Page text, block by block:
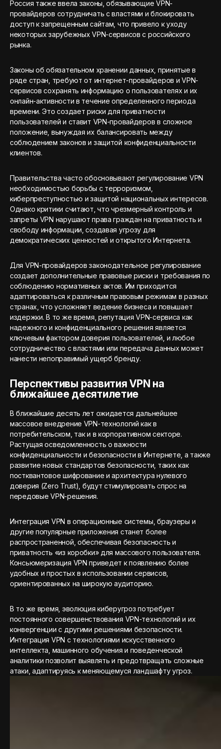
Россия также ввела законы, обязывающие VPN-
провайдеров сотрудничать с властями и блокировать
доступ к запрещенным сайтам, что привело к уходу
некоторых зарубежных VPN-сервисов с российского
рынка.
Законы об обязательном хранении данных, принятые в
ряде стран, требуют от интернет-провайдеров и VPN-
сервисов сохранять информацию о пользователях и их
онлайн-активности в течение определенного периода
времени. Это создает риски для приватности
пользователей и ставит VPN-провайдеров в сложное
положение, вынуждая их балансировать между
соблюдением законов и защитой конфиденциальности
клиентов.
Правительства часто обосновывают регулирование VPN
необходимостью борьбы с терроризмом,
киберпреступностью и защитой национальных интересов.
Однако критики считают, что чрезмерный контроль и
запреты VPN нарушают права граждан на приватность и
свободу информации, создавая угрозу для
демократических ценностей и открытого Интернета.
Для VPN-провайдеров законодательное регулирование
создает дополнительные правовые риски и требования по
соблюдению нормативных актов. Им приходится
адаптироваться к различным правовым режимам в разных
странах, что усложняет ведение бизнеса и повышает
издержки. В то же время, репутация VPN-сервиса как
надежного и конфиденциального решения является
ключевым фактором доверия пользователей, и любое
сотрудничество с властями или передача данных может
нанести непоправимый ущерб бренду.
Перспективы развития VPN на
ближайшее десятилетие
В ближайшие десять лет ожидается дальнейшее
массовое внедрение VPN-технологий как в
потребительском, так и в корпоративном секторе.
Растущая осведомленность о важности
конфиденциальности и безопасности в Интернете, а также
развитие новых стандартов безопасности, таких как
постквантовое шифрование и архитектура нулевого
доверия (Zero Trust), будут стимулировать спрос на
передовые VPN-решения.
Интеграция VPN в операционные системы, браузеры и
другие популярные приложения станет более
распространенной, обеспечивая безопасность и
приватность «из коробки» для массового пользователя.
Консьюмеризация VPN приведет к появлению более
удобных и простых в использовании сервисов,
ориентированных на широкую аудиторию.
В то же время, эволюция киберугроз потребует
постоянного совершенствования VPN-технологий и их
конвергенции с другими решениями безопасности.
Интеграция VPN с технологиями искусственного
интеллекта, машинного обучения и поведенческой
аналитики позволит выявлять и предотвращать сложные
атаки, адаптируясь к меняющемуся ландшафту угроз.